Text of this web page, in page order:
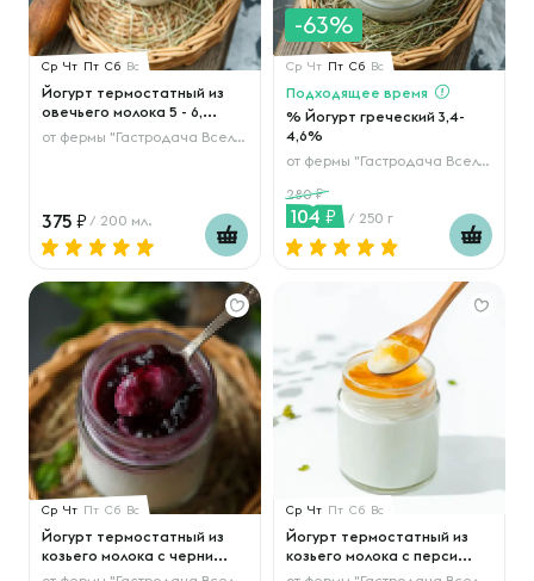
Ср Чт Пт Сб Вс
Йогурт термостатный из
овечьего молока 5 - 6,...
от фермы "Гастродача Вселуг"
375 / 200 мл.
-63%
Ср Чт Пт Сб Вс
Подходящее время
% Йогурт греческий 3,4-
4,6%
от фермы "Гастродача Вселуг"
280
104 / 250 г
Ср Чт Пт Сб Вс
Йогурт термостатный из
козьего молока с черни...
Ср Чт Пт Сб Вс
Йогурт термостатный из
козьего молока с перси...